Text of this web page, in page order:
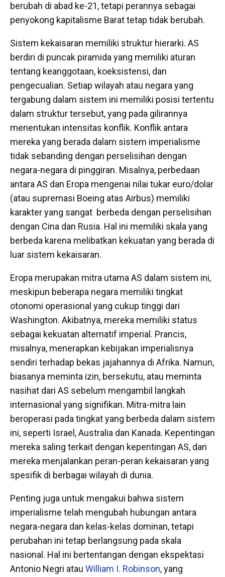
berubah di abad ke-21, tetapi perannya sebagai
penyokong kapitalisme Barat tetap tidak berubah.
Sistem kekaisaran memiliki struktur hierarki. AS
berdiri di puncak piramida yang memiliki aturan
tentang keanggotaan, koeksistensi, dan
pengecualian. Setiap wilayah atau negara yang
tergabung dalam sistem ini memiliki posisi tertentu
dalam struktur tersebut, yang pada gilirannya
menentukan intensitas konflik. Konflik antara
mereka yang berada dalam sistem imperialisme
tidak sebanding dengan perselisihan dengan
negara-negara di pinggiran. Misalnya, perbedaan
antara AS dan Eropa mengenai nilai tukar euro/dolar
(atau supremasi Boeing atas Airbus) memiliki
karakter yang sangat berbeda dengan perselisihan
dengan Cina dan Rusia. Hal ini memiliki skala yang
berbeda karena melibatkan kekuatan yang berada di
luar sistem kekaisaran.
Eropa merupakan mitra utama AS dalam sistem ini,
meskipun beberapa negara memiliki tingkat
otonomi operasional yang cukup tinggi dari
Washington. Akibatnya, mereka memiliki status
sebagai kekuatan alternatif imperial. Prancis,
misalnya, menerapkan kebijakan imperialisnya
sendiri terhadap bekas jajahannya di Afrika. Namun,
biasanya meminta izin, bersekutu, atau meminta
nasihat dari AS sebelum mengambil langkah
internasional yang signifikan. Mitra-mitra lain
beroperasi pada tingkat yang berbeda dalam sistem
ini, seperti Israel, Australia dan Kanada. Kepentingan
mereka saling terkait dengan kepentingan AS, dan
mereka menjalankan peran-peran kekaisaran yang
spesifik di berbagai wilayah di dunia.
Penting juga untuk mengakui bahwa sistem
imperialisme telah mengubah hubungan antara
negara-negara dan kelas-kelas dominan, tetapi
perubahan ini tetap berlangsung pada skala
nasional. Hal ini bertentangan dengan ekspektasi
Antonio Negri atau William I. Robinson, yang